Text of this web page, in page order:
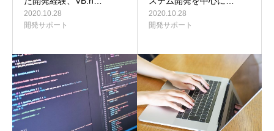
2020.10.28
開発サポート
2020.10.28
開発サポート